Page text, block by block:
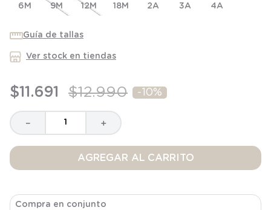
6M 9M 12M 18M 2A 3A 4A
Guía de tallas
Ver stock en tiendas
$11 .691 $12.990 -10%
＋
－
AGREGAR AL CARRITO
Compra en conjunto
9.
saco